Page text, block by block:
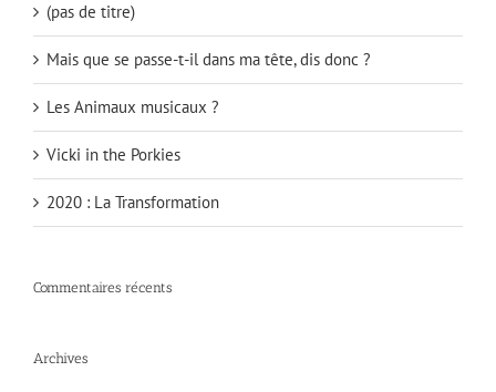
(pas de titre)
Mais que se passe-t-il dans ma tête, dis donc ?
Les Animaux musicaux ?
Vicki in the Porkies
2020 : La Transformation
Commentaires récents
Archives